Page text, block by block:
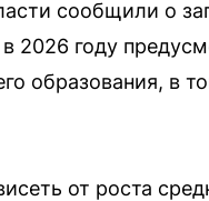
сообщили о
2026 году
образования, в
от роста